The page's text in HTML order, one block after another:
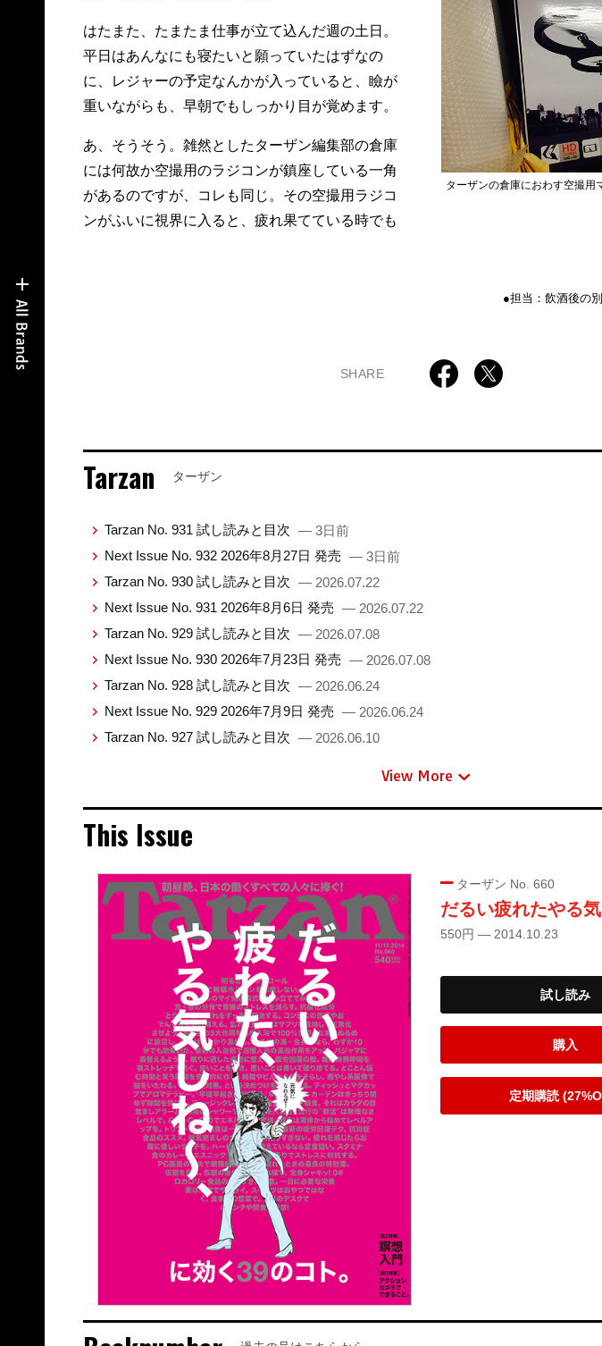
はたまた、たまたま仕事が立て込んだ週の土日。
平日はあんなにも寝たいと願っていたはずなの
に、レジャーの予定なんかが入っていると、瞼が
重いながらも、早朝でもしっかり目が覚めます。
あ、そうそう。雑然としたターザン編集部の倉庫
には何故か空撮用のラジコンが鎮座している一角
があるのですが、コレも同じ。その空撮用ラジコ
ンがふいに視界に入ると、疲れ果てている時でも
ターザンの倉庫におわす空撮用
●担当：飲酒後の
SHARE
Tarzan ターザン
Tarzan No. 931 試し読みと目次 — 3日前
Next Issue No. 932 2026年8月27日 発売 — 3日前
Tarzan No. 930 試し読みと目次 — 2026.07.22
Next Issue No. 931 2026年8月6日 発売 — 2026.07.22
Tarzan No. 929 試し読みと目次 — 2026.07.08
Next Issue No. 930 2026年7月23日 発売 — 2026.07.08
Tarzan No. 928 試し読みと目次 — 2026.06.24
Next Issue No. 929 2026年7月9日 発売 — 2026.06.24
Tarzan No. 927 試し読みと目次 — 2026.06.10
View More
This Issue
ターザン No. 660
だるい疲れたやる
550円 — 2014.10.23
試し読み
購入
定期購読